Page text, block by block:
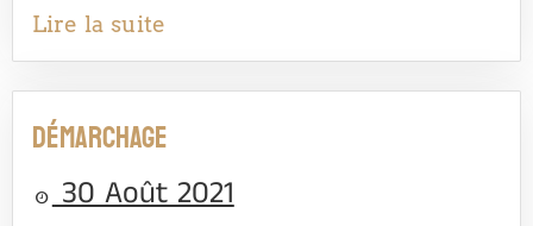
Lire la suite
Démarchage
30 Août 2021